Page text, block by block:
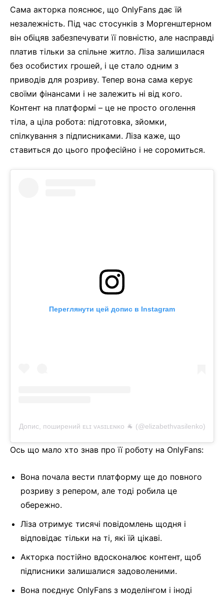
Сама акторка пояснює, що OnlyFans дає їй
незалежність. Під час стосунків з Моргенштерном
він обіцяв забезпечувати її повністю, але насправді
платив тільки за спільне житло. Ліза залишилася
без особистих грошей, і це стало одним з
приводів для розриву. Тепер вона сама керує
своїми фінансами і не залежить ні від кого.
Контент на платформі – це не просто оголення
тіла, а ціла робота: підготовка, зйомки,
спілкування з підписниками. Ліза каже, що
ставиться до цього професійно і не соромиться.
Переглянути цей допис в Instagram
Допис, поширений ᴇʟɪ ᴠᴀsɪʟᴇɴᴋᴏ 🐐 (@elizabethvasilenko)
Ось що мало хто знав про її роботу на OnlyFans:
Вона почала вести платформу ще до повного
розриву з репером, але тоді робила це
обережно.
Ліза отримує тисячі повідомлень щодня і
відповідає тільки на ті, які їй цікаві.
Акторка постійно вдосконалює контент, щоб
підписники залишалися задоволеними.
Вона поєднує OnlyFans з моделінгом і іноді